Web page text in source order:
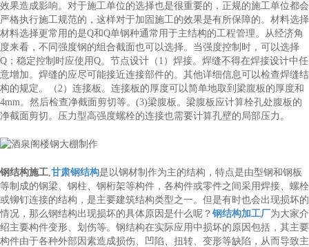
效果造成影响。对于施工单位的选择也是很重要的，正规的施工单位都会
严格执行施工规范的，这样对于加固施工的效果是有所保障的。材料选择
材料选择更常用的是Q和Q单钢种通常用于主结构的工程管理。从经济角
度来看，不同强度钢的组合截面也可以选择。当强度控制时，可以选择
Q；稳定控制时应使用Q。节点设计（1）焊接。焊缝不得在焊接设计中任
意增加。焊缝的应尽可能接近连接部件的。其他详细信息可以检查焊缝结
构的规定。（2）连接板。连接板的厚度可以简单地取到梁腹板的厚度和
4mm。然后检查净截面剪切等。(3)梁腹板。梁腹板应计算栓孔处腹板的
净截面剪切。压力型高强度螺栓的连接也需要计算孔壁的局部压力。
钢结构施工,甘肃钢结构是以钢材制作为主的结构，特点是由型钢和钢板
等制成的钢梁、钢柱、钢桁架等构件，各构件或零件之间采用焊接、螺栓
或铆钉连接的结构，是主要建筑结构类型之一。但是有时也会出现损坏的
情况，那么钢结构出现损坏的具体原因是什么呢？ 钢结构加工厂为大家介
绍主要构件变形、划伤等。钢结构在实际应用中损坏的原因包括，其主要
构件由于各种外部因素造成损伤、凹陷、扭转、变形等缺陷，从而导致主